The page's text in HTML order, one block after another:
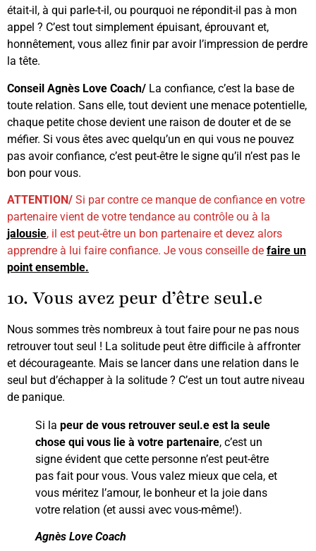
était-il, à qui parle-t-il, ou pourquoi ne répondit-il pas à mon
appel ? C’est tout simplement épuisant, éprouvant et,
honnêtement, vous allez finir par avoir l’impression de perdre
la tête.
Conseil Agnès Love Coach/ La confiance, c’est la base de
toute relation. Sans elle, tout devient une menace potentielle,
chaque petite chose devient une raison de douter et de se
méfier. Si vous êtes avec quelqu’un en qui vous ne pouvez
pas avoir confiance, c’est peut-être le signe qu’il n’est pas le
bon pour vous.
ATTENTION/ Si par contre ce manque de confiance en votre
partenaire vient de votre tendance au contrôle ou à la
jalousie, il est peut-être un bon partenaire et devez alors
apprendre à lui faire confiance. Je vous conseille de faire un
point ensemble.
10. Vous avez peur d’être seul.e
Nous sommes très nombreux à tout faire pour ne pas nous
retrouver tout seul ! La solitude peut être difficile à affronter
et décourageante. Mais se lancer dans une relation dans le
seul but d’échapper à la solitude ? C’est un tout autre niveau
de panique.
Si la peur de vous retrouver seul.e est la seule
chose qui vous lie à votre partenaire, c’est un
signe évident que cette personne n’est peut-être
pas fait pour vous. Vous valez mieux que cela, et
vous méritez l’amour, le bonheur et la joie dans
votre relation (et aussi avec vous-même!).
Agnès Love Coach